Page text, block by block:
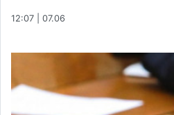
12:07 | 07.06